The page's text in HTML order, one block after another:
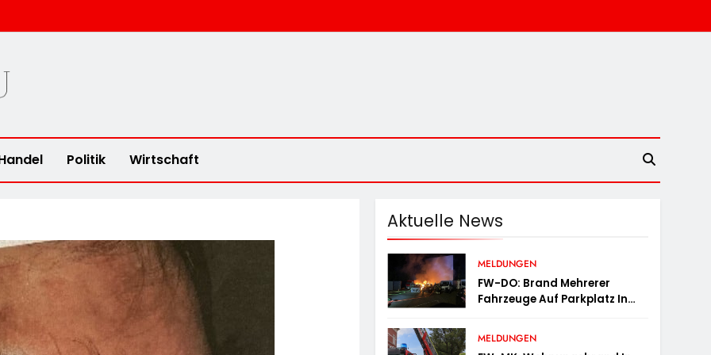
Politik Wirtschaft
Aktuelle News
MELDUNGEN
FW-DO: Brand Mehrerer
Fahrzeuge Auf Parkplatz In
MELDUNGEN